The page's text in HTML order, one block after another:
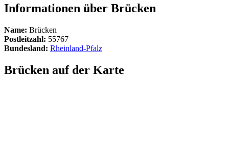
Informationen über Brücken
Name: Brücken
Postleitzahl: 55767
Bundesland: Rheinland-Pfalz
Brücken auf der Karte